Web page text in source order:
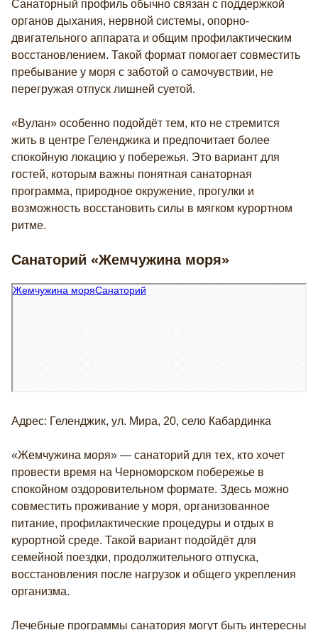
Санаторный профиль обычно связан с поддержкой
органов дыхания, нервной системы, опорно-
двигательного аппарата и общим профилактическим
восстановлением. Такой формат помогает совместить
пребывание у моря с заботой о самочувствии, не
перегружая отпуск лишней суетой.
«Вулан» особенно подойдёт тем, кто не стремится
жить в центре Геленджика и предпочитает более
спокойную локацию у побережья. Это вариант для
гостей, которым важны понятная санаторная
программа, природное окружение, прогулки и
возможность восстановить силы в мягком курортном
ритме.
Санаторий «Жемчужина моря»
Жемчужина моря
Санаторий в Краснодарском крае
Адрес: Геленджик, ул. Мира, 20, село Кабардинка
«Жемчужина моря» — санаторий для тех, кто хочет
провести время на Черноморском побережье в
спокойном оздоровительном формате. Здесь можно
совместить проживание у моря, организованное
питание, профилактические процедуры и отдых в
курортной среде. Такой вариант подойдёт для
семейной поездки, продолжительного отпуска,
восстановления после нагрузок и общего укрепления
организма.
Лечебные программы санатория могут быть интересны